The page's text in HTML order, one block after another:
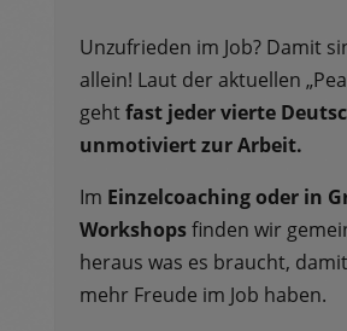
Unzufrieden im Job? Damit
allein! Laut der aktuellen
gehtfast jeder vierte
unmotiviert zur Arbeit.
Im Einzelcoaching oder in
Workshopsfinden wir
heraus was es braucht,
mehr Freude im Job haben.